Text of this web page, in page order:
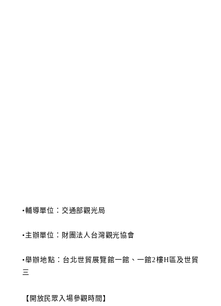
•輔導單位：交通部觀光局
•主辦單位：財團法人台灣觀光協會
•舉辦地點：台北世貿展覽館一館、一館2樓H區及世貿
三
【開放民眾入場參觀時間】